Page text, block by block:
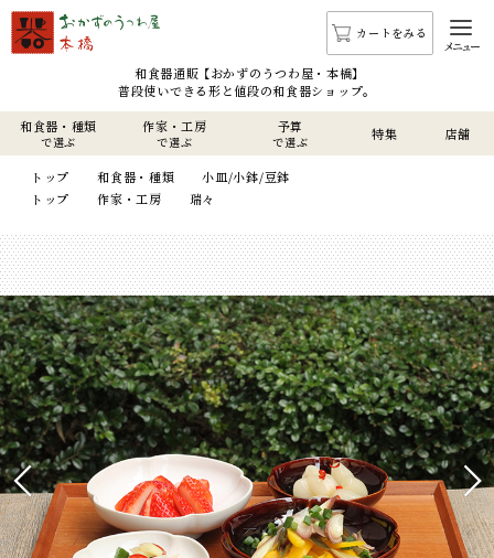
カートをみる
メニュー
和食器通販 【おかずのうつわ屋・本橋】
普段使いできる形と値段の和食器ショップ。
和食器・種類
で選ぶ
作家・工房
で選ぶ
予算
で選ぶ 特集 店舗
トップ 和食器・種類
小皿/小鉢/豆鉢
トップ
作家・工房 瑞々